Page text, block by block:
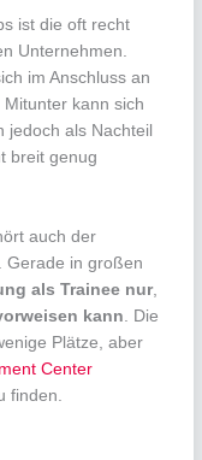
ist die oft recht
Unternehmen.
im Anschluss an
kann sich
als Nachteil
breit genug
auch der
Gerade in großen
als Trainee nur,
kann . Die
Plätze, aber
Center
finden.